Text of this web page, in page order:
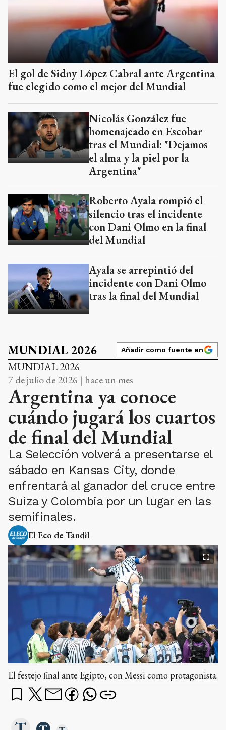
El gol de Sidny López Cabral ante Argentina
fue elegido como el mejor del Mundial
Nicolás González fue
homenajeado en Escobar
tras el Mundial: "Dejamos
el alma y la piel por la
Argentina"
Roberto Ayala rompió el
silencio tras el incidente
con Dani Olmo en la final
del Mundial
Ayala se arrepintió del
incidente con Dani Olmo
tras la final del Mundial
MUNDIAL 2026 Añadir como fuente en
MUNDIAL 2026
7 de julio de 2026 | hace un mes
Argentina ya conoce
cuándo jugará los cuartos
de final del Mundial
La Selección volverá a presentarse el
sábado en Kansas City, donde
enfrentará al ganador del cruce entre
Suiza y Colombia por un lugar en las
semifinales.
El Eco de Tandil
El festejo final ante Egipto, con Messi como protagonista.